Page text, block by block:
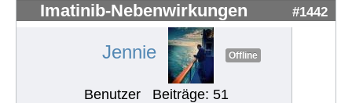
Imatinib-Nebenwirkungen #1442
Jennie Offline
Benutzer Beiträge: 51